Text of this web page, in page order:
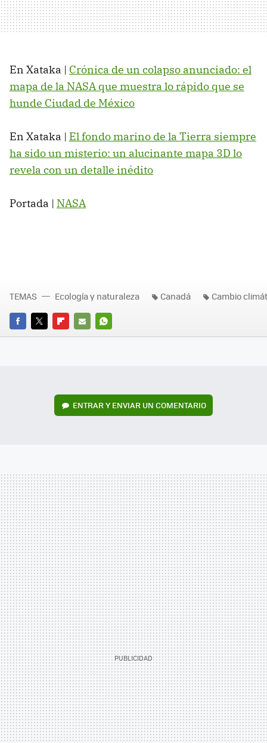
En Xataka | Crónica de un colapso anunciado: el
mapa de la NASA que muestra lo rápido que se
hunde Ciudad de México
En Xataka | El fondo marino de la Tierra siempre
ha sido un misterio: un alucinante mapa 3D lo
revela con un detalle inédito
Portada | NASA
FACEBOOK
TWITTERFLIPBOARD
E-
WHATSAPP
TEMAS Ecología y naturaleza Canadá Cambio
ENTRAR Y ENVIAR UN COMENTARIO